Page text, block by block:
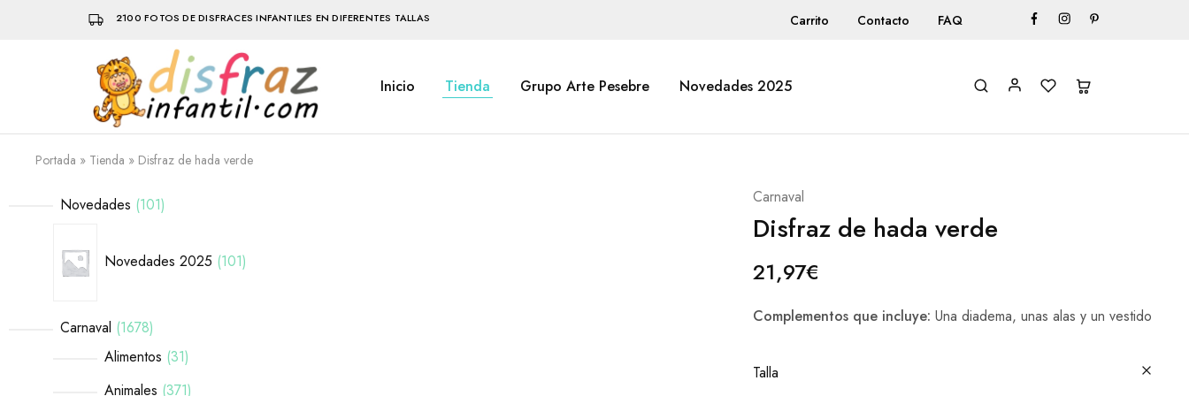
2100 FOTOS DE DISFRACES INFANTILES EN DIFERENTES TALLAS Carrito Contacto FAQ
Disfraz
Infantil
Disfraces
infantiles
que
hacen
la
Inicio Tienda Grupo Arte Pesebre Novedades 2025
Portada » Tienda » Disfraz de hada verde
Carnaval
Disfraz de hada verde
21,97€
Complementos que incluye: Una diadema, unas alas y un vestido
Talla
Novedades 101
Novedades 2025 101
Carnaval 1678
Alimentos 31
Animales 371